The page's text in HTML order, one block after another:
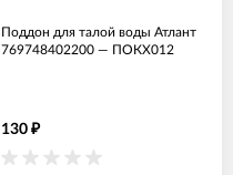
Поддон для талой воды Атлант
769748402200 — ПОКХ012
130 ₽